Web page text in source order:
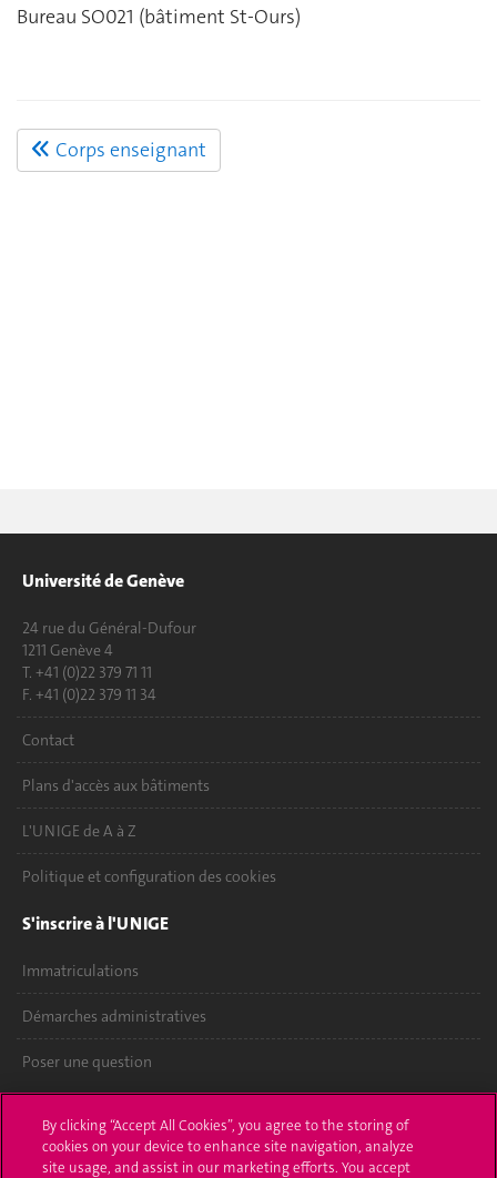
Bureau SO021 (bâtiment St-Ours)
Corps enseignant
Université de Genève
24 rue du Général-Dufour
1211 Genève 4
T. +41 (0)22 379 71 11
F. +41 (0)22 379 11 34
Contact
Plans d'accès aux bâtiments
L'UNIGE de A à Z
Politique et configuration des cookies
S'inscrire à l'UNIGE
Immatriculations
Démarches administratives
Poser une question
UNIGE Mobile
By clicking “Accept All Cookies”, you agree to the storing of
cookies on your device to enhance site navigation, analyze
site usage, and assist in our marketing efforts. You accept